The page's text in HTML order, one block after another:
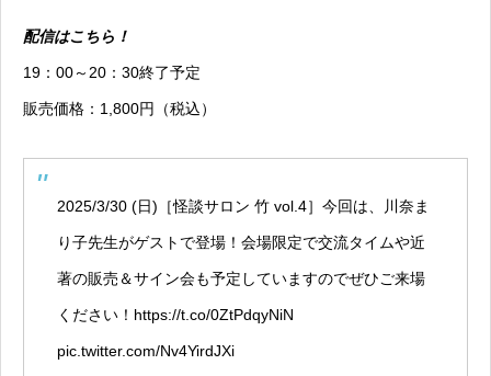
配信はこちら！
19：00～20：30終了予定
販売価格：1,800円（税込）
2025/3/30 (日)［怪談サロン 竹 vol.4］今回は、川奈ま
り子先生がゲストで登場！会場限定で交流タイムや近
著の販売＆サイン会も予定していますのでぜひご来場
ください！ https://t.co/0ZtPdqyNiN
pic.twitter.com/Nv4YirdJXi